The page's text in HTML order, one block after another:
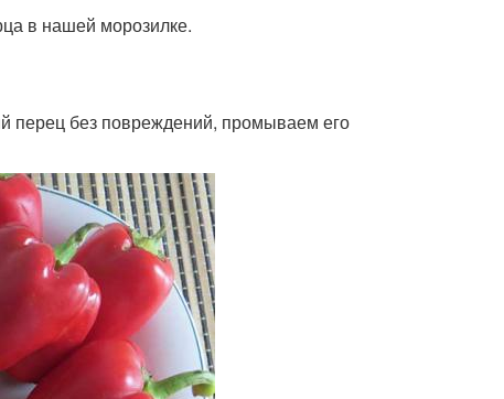
в нашей морозилке.
перец без повреждений, промываем его